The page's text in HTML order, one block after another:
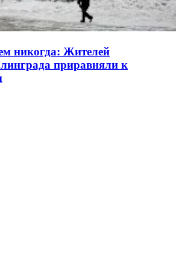
никогда: Жителей
приравняли к